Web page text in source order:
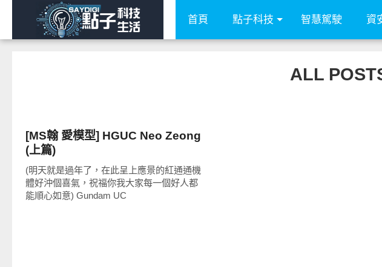
首頁 點子科技 智慧駕駛 資
ALL
[MS翰 愛模型] HGUC Neo Zeong
(上篇)
(明天就是過年了，在此呈上應景的紅通通機
體好沖個喜氣，祝福你我大家每一個好人都
能順心如意) Gundam UC